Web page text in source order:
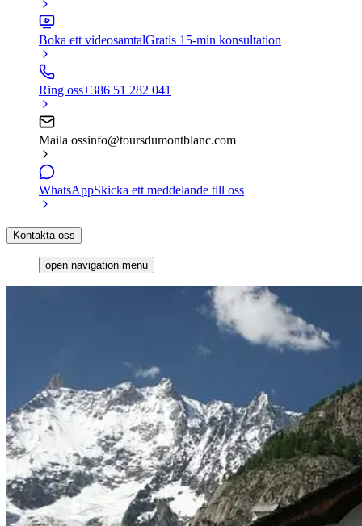
Boka ett videosamtalGratis 15-min konsultation
Ring oss+386 51 282 041
Maila ossinfo@toursdumontblanc.com
WhatsAppSkicka ett meddelande till oss
Kontakta oss
open navigation menu